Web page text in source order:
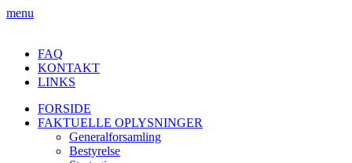
menu
FAQ
KONTAKT
LINKS
FORSIDE
FAKTUELLE OPLYSNINGER
Generalforsamling
Bestyrelse